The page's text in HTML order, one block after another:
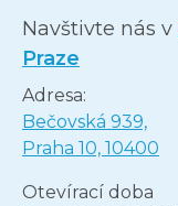
Navštivte nás v
Praze
Adresa:
Bečovská 939,
Praha 10, 10400
Otevírací doba